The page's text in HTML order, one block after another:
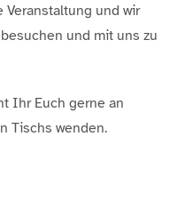
und wir
und mit uns zu
Ihr Euch gerne an
Tischs wenden.